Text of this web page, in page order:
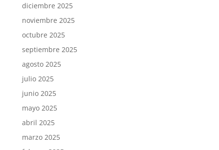
diciembre 2025
noviembre 2025
octubre 2025
septiembre 2025
agosto 2025
julio 2025
junio 2025
mayo 2025
abril 2025
marzo 2025